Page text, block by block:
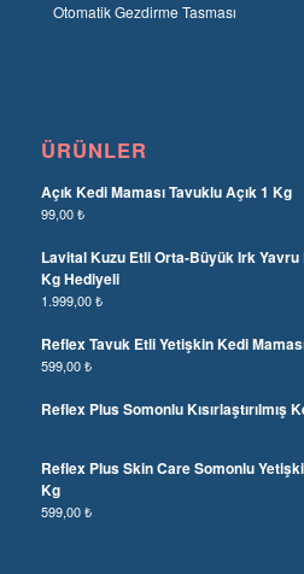
Otomatik Gezdirme Tasması
ÜRÜNLER
Açık Kedi Maması Tavuklu Açık 1 Kg
99,00₺
Lavital Kuzu Etli Orta-Büyük Irk Yavru
Kg Hediyeli
1.999,00₺
Reflex Tavuk Etli Yetişkin Kedi
599,00₺
Reflex Plus Somonlu Kısırlaştırılmış
Reflex Plus Skin Care Somonlu
Kg
599,00₺